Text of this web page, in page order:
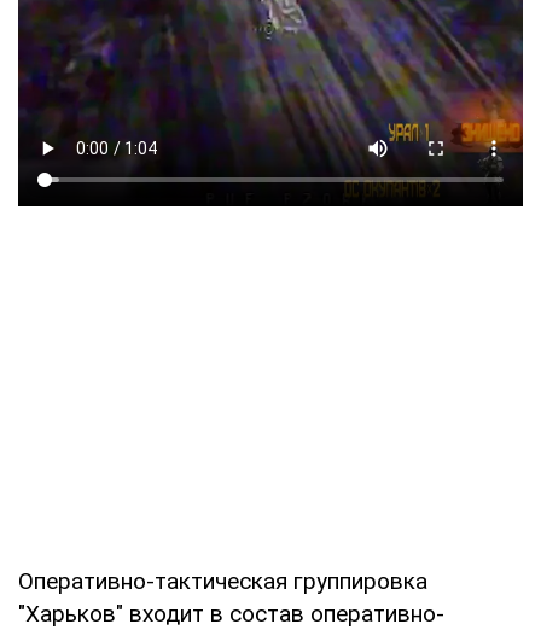
Оперативно-тактическая группировка
"Харьков" входит в состав оперативно-